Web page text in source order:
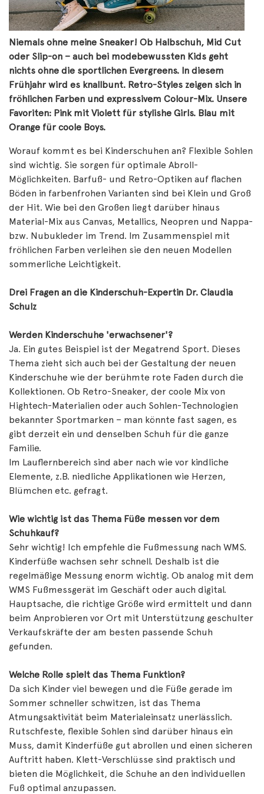
Niemals ohne meine Sneaker! Ob Halbschuh, Mid Cut
oder Slip-on – auch bei modebewussten Kids geht
nichts ohne die sportlichen Evergreens. In diesem
Frühjahr wird es knallbunt. Retro-Styles zeigen sich in
fröhlichen Farben und expressivem Colour-Mix. Unsere
Favoriten: Pink mit Violett für stylishe Girls. Blau mit
Orange für coole Boys.
Worauf kommt es bei Kinderschuhen an? Flexible Sohlen
sind wichtig. Sie sorgen für optimale Abroll-
Möglichkeiten. Barfuß- und Retro-Optiken auf flachen
Böden in farbenfrohen Varianten sind bei Klein und Groß
der Hit. Wie bei den Großen liegt darüber hinaus
Material-Mix aus Canvas, Metallics, Neopren und Nappa-
bzw. Nubukleder im Trend. Im Zusammenspiel mit
fröhlichen Farben verleihen sie den neuen Modellen
sommerliche Leichtigkeit.
Drei Fragen an die Kinderschuh-Expertin Dr. Claudia
Schulz
Werden Kinderschuhe 'erwachsener'?
Ja. Ein gutes Beispiel ist der Megatrend Sport. Dieses
Thema zieht sich auch bei der Gestaltung der neuen
Kinderschuhe wie der berühmte rote Faden durch die
Kollektionen. Ob Retro-Sneaker, der coole Mix von
Hightech-Materialien oder auch Sohlen-Technologien
bekannter Sportmarken – man könnte fast sagen, es
gibt derzeit ein und denselben Schuh für die ganze
Familie.
Im Lauflernbereich sind aber nach wie vor kindliche
Elemente, z.B. niedliche Applikationen wie Herzen,
Blümchen etc. gefragt.
Wie wichtig ist das Thema Füße messen vor dem
Schuhkauf?
Sehr wichtig! Ich empfehle die Fußmessung nach WMS.
Kinderfüße wachsen sehr schnell. Deshalb ist die
regelmäßige Messung enorm wichtig. Ob analog mit dem
WMS Fußmessgerät im Geschäft oder auch digital.
Hauptsache, die richtige Größe wird ermittelt und dann
beim Anprobieren vor Ort mit Unterstützung geschulter
Verkaufskräfte der am besten passende Schuh
gefunden.
Welche Rolle spielt das Thema Funktion?
Da sich Kinder viel bewegen und die Füße gerade im
Sommer schneller schwitzen, ist das Thema
Atmungsaktivität beim Materialeinsatz unerlässlich.
Rutschfeste, flexible Sohlen sind darüber hinaus ein
Muss, damit Kinderfüße gut abrollen und einen sicheren
Auftritt haben. Klett-Verschlüsse sind praktisch und
bieten die Möglichkeit, die Schuhe an den individuellen
Fuß optimal anzupassen.